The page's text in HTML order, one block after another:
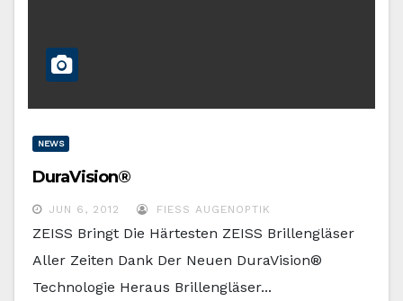
NEWS
DuraVision®
JUN 6, 2012 FIESS AUGENOPTIK
ZEISS Bringt Die Härtesten ZEISS Brillengläser
Aller Zeiten Dank Der Neuen DuraVision®
Technologie Heraus Brillengläser...